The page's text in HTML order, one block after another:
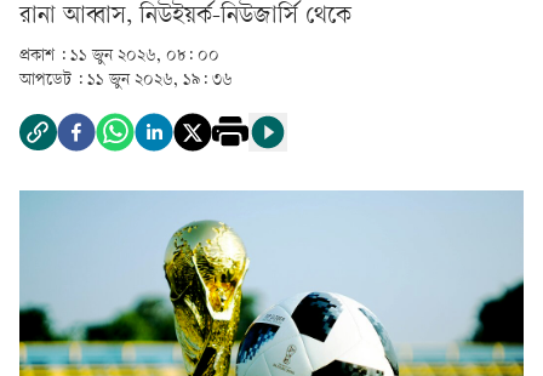
রানা আব্বাস, নিউইয়র্ক-নিউজার্সি থেকে
প্রকাশ : ১১ জুন ২০২৬, ০৮: ০০
আপডেট : ১১ জুন ২০২৬, ১৯: ৩৬